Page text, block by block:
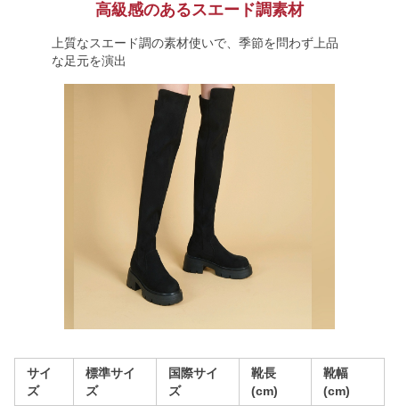
高級感のあるスエード調素材
上質なスエード調の素材使いで、季節を問わず上品
な足元を演出
サイ
ズ
標準サイ
ズ
国際サイ
ズ
靴長
(cm)
靴幅
(cm)